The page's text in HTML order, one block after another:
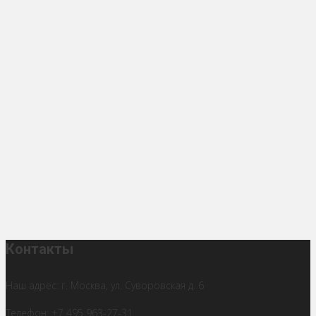
Контакты
Наш адрес: г. Москва, ул. Суворовская д. 6
Телефон: +7 495 963-27-31